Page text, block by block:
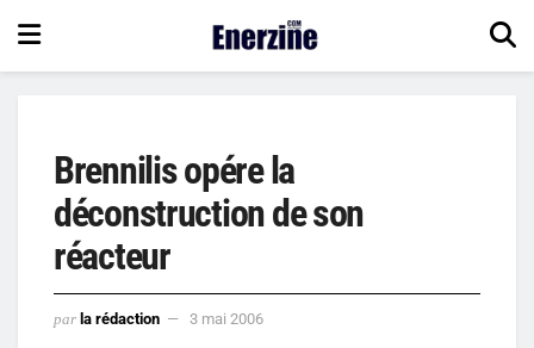
Brennilis opére la
déconstruction de son
réacteur
par la rédaction 3 mai 2006